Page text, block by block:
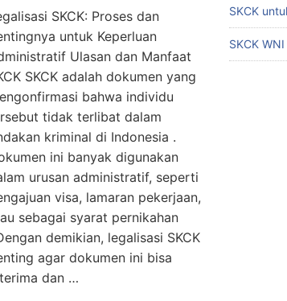
SKCK: Proses dan
untuk Keperluan
Ulasan dan Manfaat
SKCK adalah dokumen yang
bahwa individu
tidak terlibat dalam
kriminal di Indonesia .
ini banyak digunakan
urusan administratif, seperti
visa, lamaran pekerjaan,
sebagai syarat pernikahan
demikian, legalisasi SKCK
agar dokumen ini bisa
dan …
SKCK
SKCK WNI